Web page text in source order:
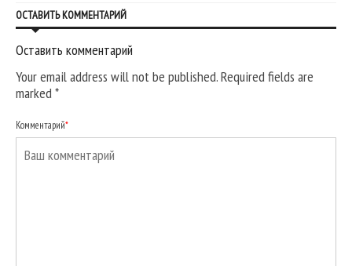
ОСТАВИТЬ КОММЕНТАРИЙ
Оставить комментарий
Your email address will not be published. Required fields are
marked*
Комментарий*